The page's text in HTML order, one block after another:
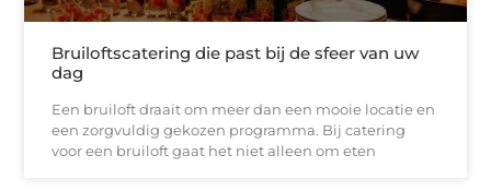
Bruiloftscatering die past bij de sfeer van uw
dag
Een bruiloft draait om meer dan een mooie locatie en
een zorgvuldig gekozen programma. Bij catering
voor een bruiloft gaat het niet alleen om eten